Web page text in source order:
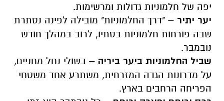
יפה של חלמוניות גדולות ומרשימות.
יער יתיר – "דרך החלמוניות" מובילה לפינה נסתרת
שבה פורחות חלמוניות בסתיו, לרוב במהלך חודש
נובמבר.
שביל החלמוניות ביער ביריה – בשולי נחל מחניים,
על מדרונות הגדה המזרחית, משתרע אחד משטחי
הפריחה הרחבים בארץ.